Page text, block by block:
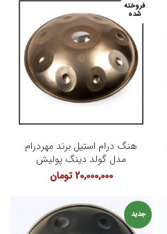
فروخته
شده
هنگ درام استیل برند مهردرام
مدل گولد دینگ پولیش
20,000,000 تومان
جدید